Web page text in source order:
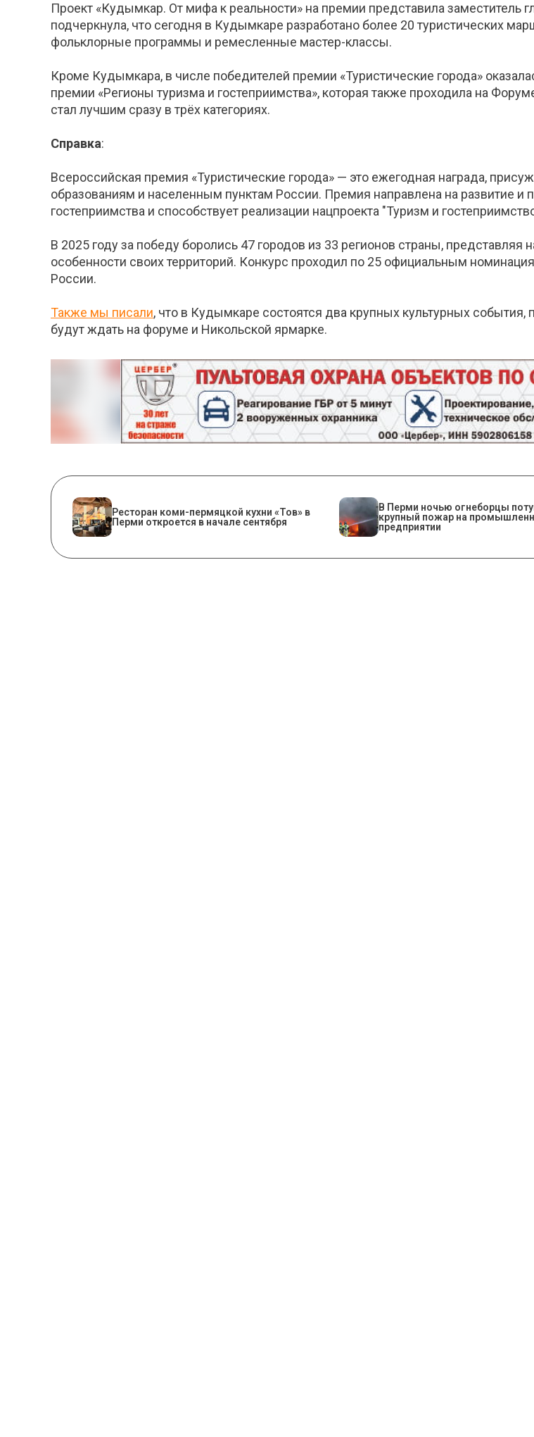
Проект «Кудымкар. От мифа к реальности» на премии представила заместитель
подчеркнула, что сегодня в Кудымкаре разработано более 20 туристических
фольклорные программы и ремесленные мастер-классы.
Кроме Кудымкара, в числе победителей премии «Туристические города»
премии «Регионы туризма и гостеприимства», которая также проходила на
стал лучшим сразу в трёх категориях.
Справка:
Всероссийская премия «Туристические города» — это ежегодная награда,
образованиям и населенным пунктам России. Премия направлена на развитие и
гостеприимства и способствует реализации нацпроекта "Туризм и
В 2025 году за победу боролись 47 городов из 33 регионов страны,
особенности своих территорий. Конкурс проходил по 25 официальным
России.
Также мы писали, что в Кудымкаре состоятся два крупных культурных
будут ждать на форуме и Никольской ярмарке.
Ресторан коми-пермяцкой кухни «Тов» в
Перми откроется в начале сентября
​В Перми ночью огнеборцы
крупный пожар на
предприятии